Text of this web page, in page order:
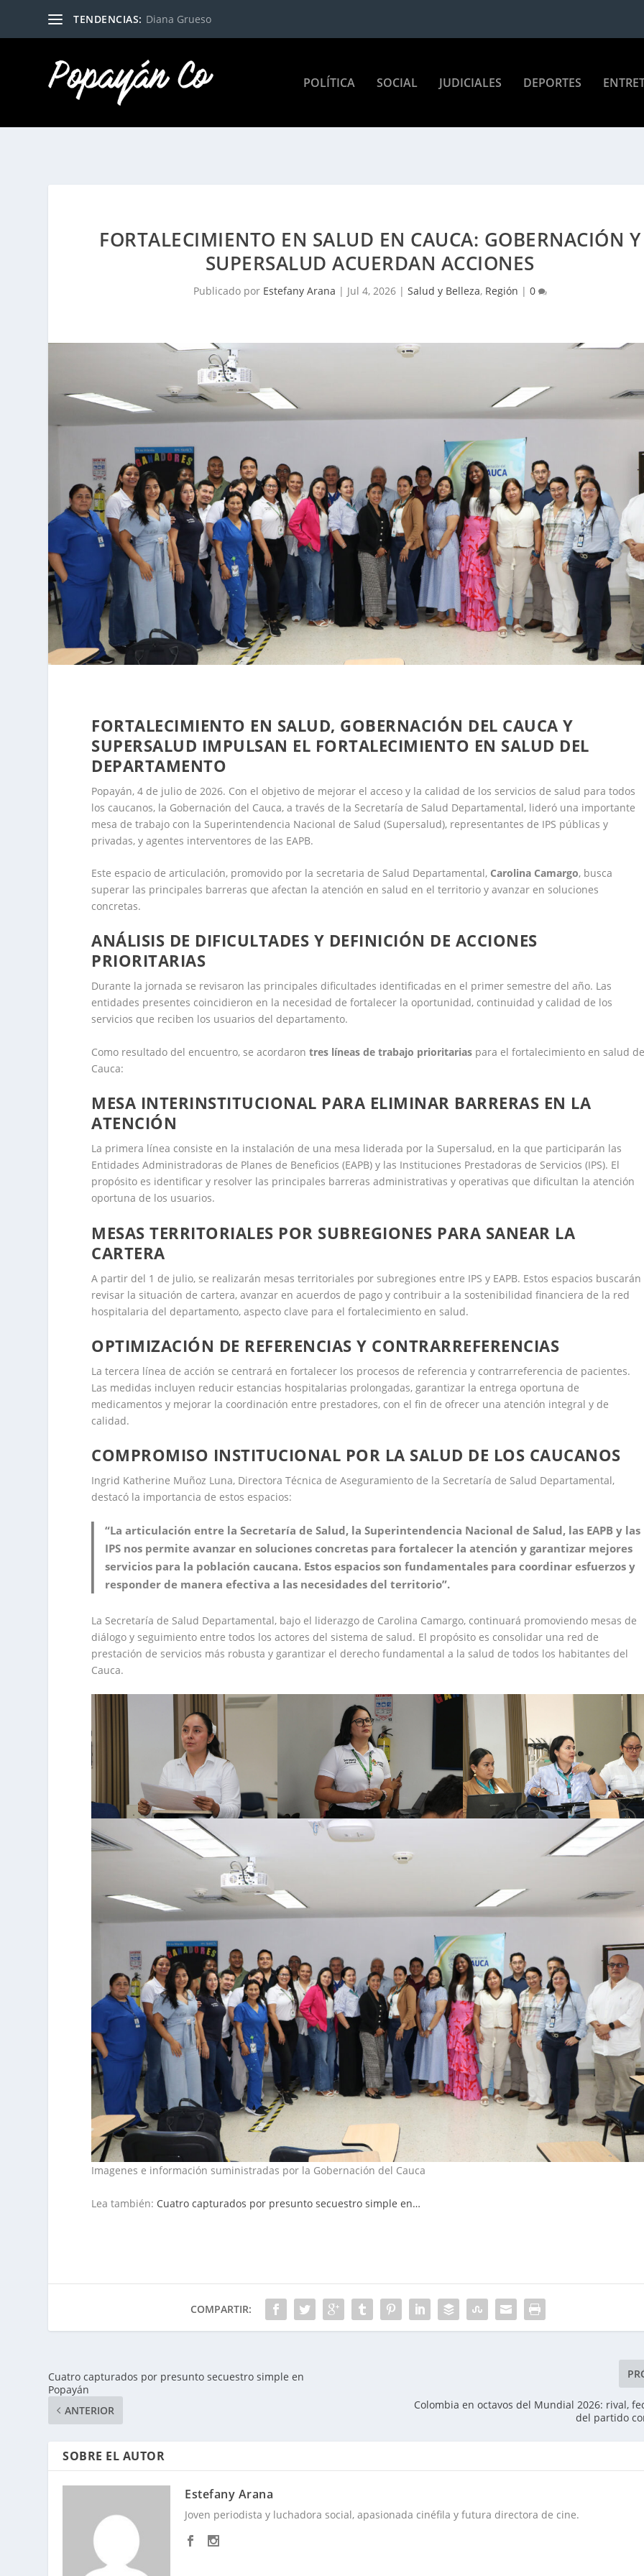
TENDENCIAS: Diana Grueso
POLÍTICA SOCIAL JUDICIALES DEPORTES
FORTALECIMIENTO EN SALUD EN CAUCA: GOBERNACIÓN Y
SUPERSALUD ACUERDAN ACCIONES
Publicado por Estefany Arana | Jul 4, 2026| Salud y Belleza, Región | 0
FORTALECIMIENTO EN SALUD, GOBERNACIÓN DEL CAUCA Y
SUPERSALUD IMPULSAN EL FORTALECIMIENTO EN SALUD DEL
DEPARTAMENTO
Popayán, 4 de julio de 2026. Con el objetivo de mejorar el acceso y la calidad de los servicios de salud para todos
los caucanos, la Gobernación del Cauca, a través de la Secretaría de Salud Departamental, lideró una importante
mesa de trabajo con la Superintendencia Nacional de Salud (Supersalud), representantes de IPS públicas y
privadas, y agentes interventores de las EAPB.
Este espacio de articulación, promovido por la secretaria de Salud Departamental, Carolina Camargo, busca
superar las principales barreras que afectan la atención en salud en el territorio y avanzar en soluciones
concretas.
ANÁLISIS DE DIFICULTADES Y DEFINICIÓN DE ACCIONES
PRIORITARIAS
Durante la jornada se revisaron las principales dificultades identificadas en el primer semestre del año. Las
entidades presentes coincidieron en la necesidad de fortalecer la oportunidad, continuidad y calidad de los
servicios que reciben los usuarios del departamento.
Como resultado del encuentro, se acordarontres líneas de trabajo prioritarias para el fortalecimiento en salud
Cauca:
MESA INTERINSTITUCIONAL PARA ELIMINAR BARRERAS EN LA
ATENCIÓN
La primera línea consiste en la instalación de una mesa liderada por la Supersalud, en la que participarán las
Entidades Administradoras de Planes de Beneficios (EAPB) y las Instituciones Prestadoras de Servicios (IPS). El
propósito es identificar y resolver las principales barreras administrativas y operativas que dificultan la atención
oportuna de los usuarios.
MESAS TERRITORIALES POR SUBREGIONES PARA SANEAR LA
CARTERA
A partir del 1 de julio, se realizarán mesas territoriales por subregiones entre IPS y EAPB. Estos espacios buscarán
revisar la situación de cartera, avanzar en acuerdos de pago y contribuir a la sostenibilidad financiera de la red
hospitalaria del departamento, aspecto clave para el fortalecimiento en salud.
OPTIMIZACIÓN DE REFERENCIAS Y CONTRARREFERENCIAS
La tercera línea de acción se centrará en fortalecer los procesos de referencia y contrarreferencia de pacientes.
Las medidas incluyen reducir estancias hospitalarias prolongadas, garantizar la entrega oportuna de
medicamentos y mejorar la coordinación entre prestadores, con el fin de ofrecer una atención integral y de
calidad.
COMPROMISO INSTITUCIONAL POR LA SALUD DE LOS CAUCANOS
Ingrid Katherine Muñoz Luna, Directora Técnica de Aseguramiento de la Secretaría de Salud Departamental,
destacó la importancia de estos espacios:
“La articulación entre la Secretaría de Salud, la Superintendencia Nacional de Salud, las EAPB y las
IPS nos permite avanzar en soluciones concretas para fortalecer la atención y garantizar mejores
servicios para la población caucana. Estos espacios son fundamentales para coordinar esfuerzos y
responder de manera efectiva a las necesidades del territorio”.
La Secretaría de Salud Departamental, bajo el liderazgo de Carolina Camargo, continuará promoviendo mesas de
diálogo y seguimiento entre todos los actores del sistema de salud. El propósito es consolidar una red de
prestación de servicios más robusta y garantizar el derecho fundamental a la salud de todos los habitantes del
Cauca.
Imagenes e información suministradas por la Gobernación del Cauca
Lea también: Cuatro capturados por presunto secuestro simple en…
COMPARTIR:
Cuatro capturados por presunto secuestro simple en
Popayán
ANTERIOR
Colombia en octavos del Mundial 2026: rival,
del partido
SOBRE EL AUTOR
Estefany Arana
Joven periodista y luchadora social, apasionada cinéfila y futura directora de cine.